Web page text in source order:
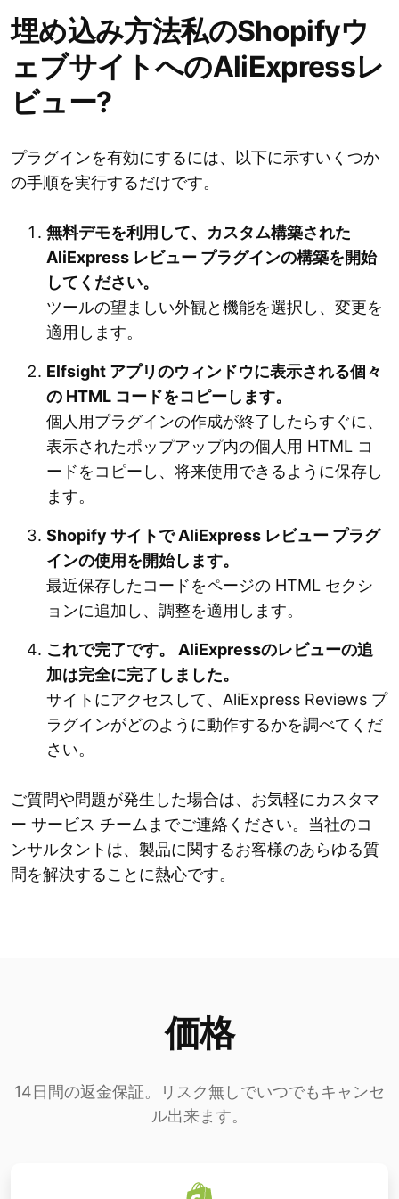
埋め込み方法私のShopifyウ
ェブサイトへのAliExpressレ
ビュー?
プラグインを有効にするには、以下に示すいくつか
の手順を実行するだけです。
無料デモを利用して、カスタム構築された
AliExpress レビュー プラグインの構築を開始
してください。
ツールの望ましい外観と機能を選択し、変更を
適用します。
Elfsight アプリのウィンドウに表示される個々
の HTML コードをコピーします。
個人用プラグインの作成が終了したらすぐに、
表示されたポップアップ内の個人用 HTML コ
ードをコピーし、将来使用できるように保存し
ます。
Shopify サイトで AliExpress レビュー プラグ
インの使用を開始します。
最近保存したコードをページの HTML セクシ
ョンに追加し、調整を適用します。
これで完了です。 AliExpressのレビューの追
加は完全に完了しました。
サイトにアクセスして、AliExpress Reviews プ
ラグインがどのように動作するかを調べてくだ
さい。
ご質問や問題が発生した場合は、お気軽にカスタマ
ー サービス チームまでご連絡ください。当社のコ
ンサルタントは、製品に関するお客様のあらゆる質
問を解決することに熱心です。
価格
14日間の返金保証。リスク無しでいつでもキャンセ
ル出来ます。